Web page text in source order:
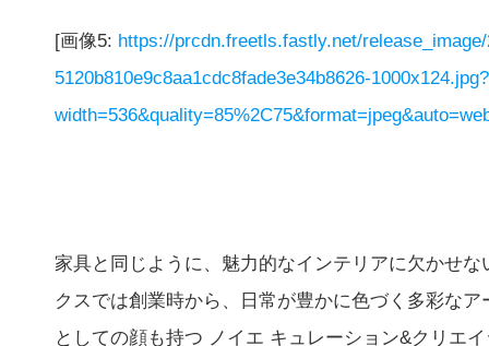
[画像5: https://prcdn.freetls.fastly.net/
5120b810e9c8aa1cdc8fade3e34b8626-1000x124.jpg?
家具と同じように、魅力的なインテリアに欠かせ
クスでは創業時から、日常が豊かに色づく多彩な
としての顔も持つ ノイエ キュレーション&クリエ